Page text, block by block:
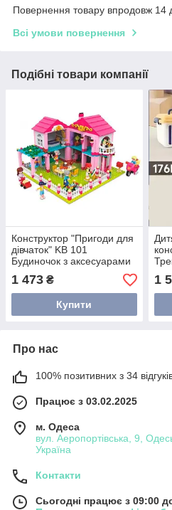
Повернення товару впродовж 14
Всі умови повернення
Подібні товари компанії
Конструктор "Пригоди для
дівчаток" KB 101
Будиночок з аксесуарами
887 деталей
1 473 ₴
Купити
1
Про нас
100% позитивних з 34
Працює з 03.02.2025
м. Одеса
вул. Аеропортівська, 9,
Україна
Контакти
Сьогодні працює з 09:00